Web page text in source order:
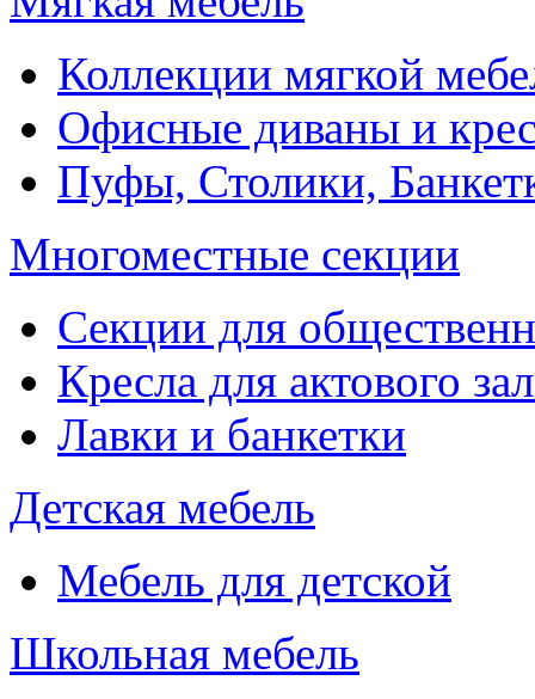
Коллекции мягкой
Офисные диваны и
Пуфы, Столики,
Многоместные секции
Секции для
Кресла для актового
Лавки и банкетки
Детская мебель
Мебель для детской
Школьная мебель